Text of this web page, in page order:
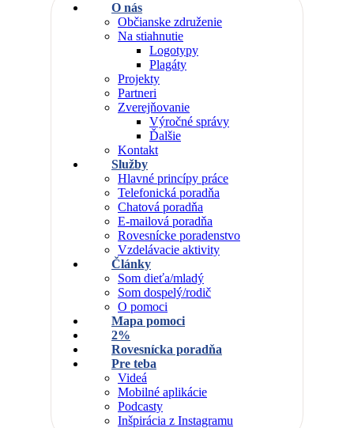
O nás
Občianske združenie
Na stiahnutie
Logotypy
Plagáty
Projekty
Partneri
Zverejňovanie
Výročné správy
Ďalšie
Kontakt
Služby
Hlavné princípy práce
Telefonická poradňa
Chatová poradňa
E-mailová poradňa
Rovesnícke poradenstvo
Vzdelávacie aktivity
Články
Som dieťa/mladý
Som dospelý/rodič
O pomoci
Mapa pomoci
2%
Rovesnícka poradňa
Pre teba
Videá
Mobilné aplikácie
Podcasty
Inšpirácia z Instagramu